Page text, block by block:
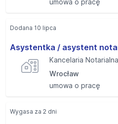
umowa o pracę
Asystentka / asystent
Kancelaria Notarialna
Wrocław
umowa o pracę
Dodana 10 lipca
Wygasa za 2 dni